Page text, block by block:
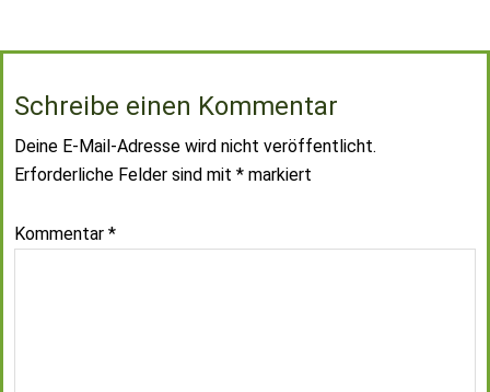
Schreibe einen Kommentar
Deine E-Mail-Adresse wird nicht veröffentlicht.
Erforderliche Felder sind mit * markiert
Kommentar *